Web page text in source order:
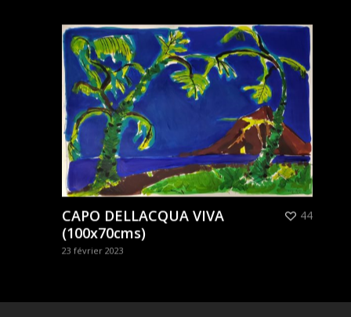
CAPO DELLACQUA VIVA
(100x70cms)
23 février 2023
44